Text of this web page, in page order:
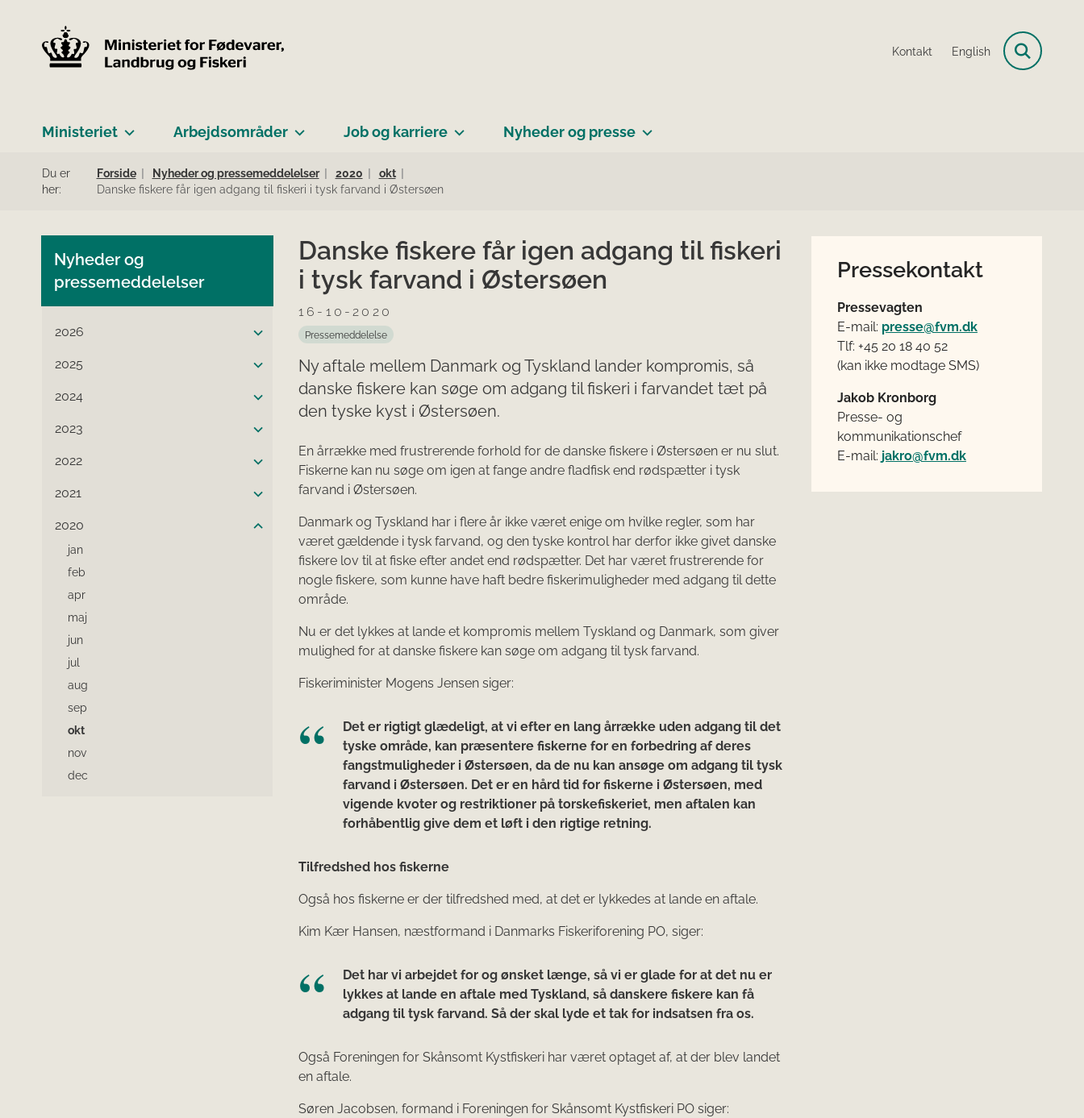
Kontakt English
Ministeriet Arbejdsområder Job og karriere Nyheder og presse
Du er
her:
Forside Nyheder og pressemeddelelser 2020
okt
Danske fiskere får igen adgang til fiskeri i tysk farvand i Østersøen
Nyheder og
pressemeddelelser
2026
2025
2024
2023
2022
2021
2020
jan
feb
apr
maj
jun
jul
aug
sep
okt
nov
dec
Danske fiskere får igen adgang til fiskeri
i tysk farvand i Østersøen
16-10-2020
Pressemeddelelse
Ny aftale mellem Danmark og Tyskland lander kompromis, så
danske fiskere kan søge om adgang til fiskeri i farvandet tæt på
den tyske kyst i Østersøen.
En årrække med frustrerende forhold for de danske fiskere i Østersøen er nu slut.
Fiskerne kan nu søge om igen at fange andre fladfisk end rødspætter i tysk
farvand i Østersøen.
Danmark og Tyskland har i flere år ikke været enige om hvilke regler, som har
været gældende i tysk farvand, og den tyske kontrol har derfor ikke givet danske
fiskere lov til at fiske efter andet end rødspætter. Det har været frustrerende for
nogle fiskere, som kunne have haft bedre fiskerimuligheder med adgang til dette
område.
Nu er det lykkes at lande et kompromis mellem Tyskland og Danmark, som giver
mulighed for at danske fiskere kan søge om adgang til tysk farvand.
Fiskeriminister Mogens Jensen siger:
Det er rigtigt glædeligt, at vi efter en lang årrække uden adgang til det
tyske område, kan præsentere fiskerne for en forbedring af deres
fangstmuligheder i Østersøen, da de nu kan ansøge om adgang til tysk
farvand i Østersøen. Det er en hård tid for fiskerne i Østersøen, med
vigende kvoter og restriktioner på torskefiskeriet, men aftalen kan
forhåbentlig give dem et løft i den rigtige retning.
Tilfredshed hos fiskerne
Også hos fiskerne er der tilfredshed med, at det er lykkedes at lande en aftale.
Kim Kær Hansen, næstformand i Danmarks Fiskeriforening PO, siger:
Det har vi arbejdet for og ønsket længe, så vi er glade for at det nu er
lykkes at lande en aftale med Tyskland, så danskere fiskere kan få
adgang til tysk farvand. Så der skal lyde et tak for indsatsen fra os.
Også Foreningen for Skånsomt Kystfiskeri har været optaget af, at der blev landet
en aftale.
Søren Jacobsen, formand i Foreningen for Skånsomt Kystfiskeri PO siger:
Pressekontakt
Pressevagten
E-mail: presse@fvm.dk
Tlf: +45 20 18 40 52
(kan ikke modtage SMS)
Jakob Kronborg
Presse- og
kommunikationschef
E-mail: jakro@fvm.dk